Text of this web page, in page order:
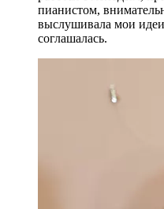
пианистом,
выслушивала мои
соглашалась.